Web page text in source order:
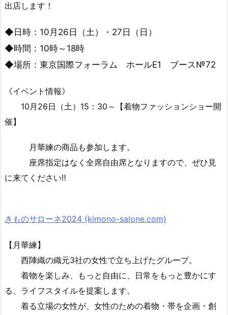
出店します！
◆日時：10月26日（土）・27日（日）
◆時間：10時～18時
◆場所：東京国際フォーラム ホールE1 ブース№72
《イベント情報》
10月26日（土）15：30～【着物ファッションショー開
催】
月華練の商品も参加します。
座席指定はなく全席自由席となりますので、ぜひ見
に来てください‼
きものサローネ2024 (kimono-salone.com)
【月華練】
西陣織の織元3社の女性で立ち上げたグループ。
着物を楽しみ、もっと自由に、日常をもっと豊かにす
る、ライフスタイルを提案します。
着る立場の女性が、女性のための着物・帯を企画・創